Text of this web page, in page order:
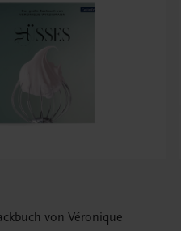
von Véronique